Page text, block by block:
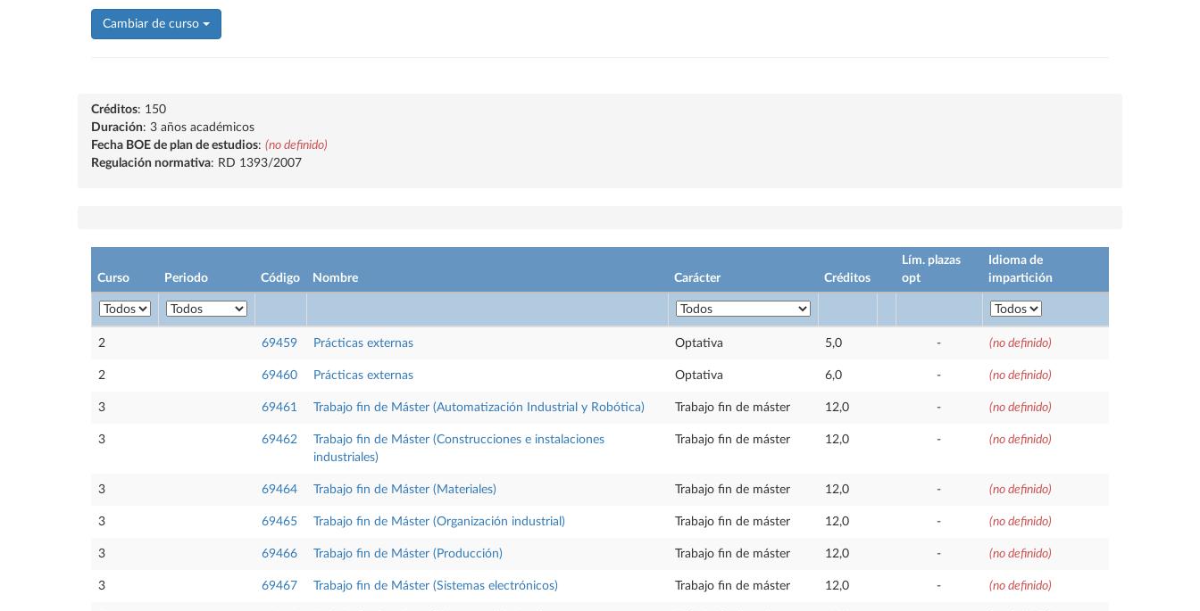
Cambiar de curso
Créditos: 150
Duración: 3 años académicos
Fecha BOE de plan de estudios: (no definido)
Regulación normativa: RD 1393/2007
Curso Periodo Código Nombre Carácter Créditos
Lím. plazas
opt
Idioma de
impartición
2 69459 Prácticas externas Optativa 5,0 - (no definido)
2 69460 Prácticas externas Optativa 6,0 - (no definido)
3 69461 Trabajo fin de Máster (Automatización Industrial y Robótica) Trabajo fin de máster 12,0 - (no definido)
3 69462
Trabajo fin de Máster (Construcciones e instalaciones
industriales)
Trabajo fin de máster 12,0 - (no definido)
3 69464 Trabajo fin de Máster (Materiales) Trabajo fin de máster 12,0 - (no definido)
3 69465 Trabajo fin de Máster (Organización industrial) Trabajo fin de máster 12,0 - (no definido)
3 69466 Trabajo fin de Máster (Producción) Trabajo fin de máster 12,0 - (no definido)
3 69467 Trabajo fin de Máster (Sistemas electrónicos) Trabajo fin de máster 12,0 - (no definido)